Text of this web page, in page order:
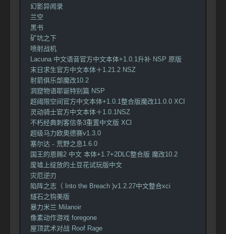
幻影异闻录
兰空
黑书
矿坑之下
喷射战机
Lacuna 中文语音官方中文本体+1.0.1升补 NSP 原版
末日求生官方中文本体＋1.21.2 NSZ
射箭俱乐部魔改10.2
洞窟物语耶诞特别篇 NSP
超阈限空间官方中文本体+1.0.1整合版魔改11.0.0 XCI
灵动骑士官方中文本体＋1.0.1NSZ
不朽经典刺客信条3重置中文版 XCl
超级马力欧奥德赛v1.3.0
塞尔达﹣荒野之息1.6.0
国王的恩赐2 中文 本体+1.7+2DLC整合版 魔改10.2
废墟上绽放的土豆花试玩版中文
灾厄逆刃
陷阵之志（ Into the Breach )v1.2.27中文整合xci
燧石之钩美版
暴力米兰 Milanoir
像素动作游戏 foregone
屋顶武术对战 Roof Rage